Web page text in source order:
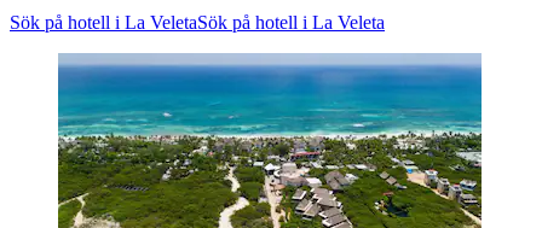
Sök på hotell i La VeletaSök på hotell i La Veleta